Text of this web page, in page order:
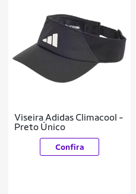
Viseira Adidas Climacool -
Preto Único
Confira